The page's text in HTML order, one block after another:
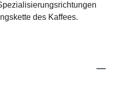
des Kaffees.